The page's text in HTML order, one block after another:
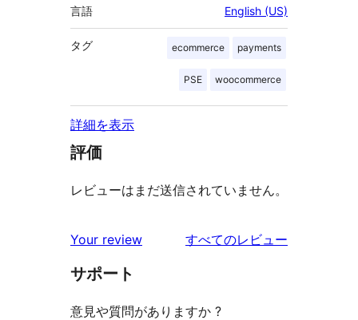
言語 English (US)
タグ ecommerce payments
PSE woocommerce
詳細を表示
評価
レビューはまだ送信されていません。
Your review すべてのレビュー
サポート
意見や質問がありますか ?